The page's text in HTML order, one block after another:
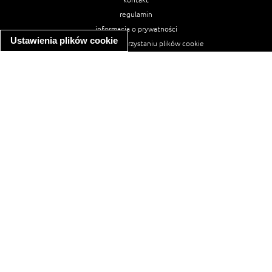
Ustawienia plików cookie
regulamin
informacja o prywatności
informacja o wykorzystaniu plików cookie